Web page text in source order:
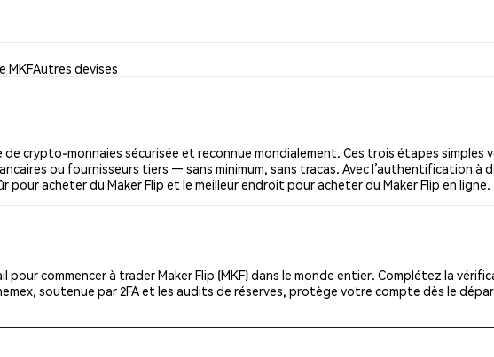
MKFAutres devises
de crypto-monnaies sécurisée et reconnue mondialement. Ces trois étapes simples
ou fournisseurs tiers — sans minimum, sans tracas. Avec l’authentification à
acheter du Maker Flip et le meilleur endroit pour acheter du Maker Flip en ligne.
pour commencer à trader Maker Flip (MKF) dans le monde entier. Complétez la
soutenue par 2FA et les audits de réserves, protège votre compte dès le